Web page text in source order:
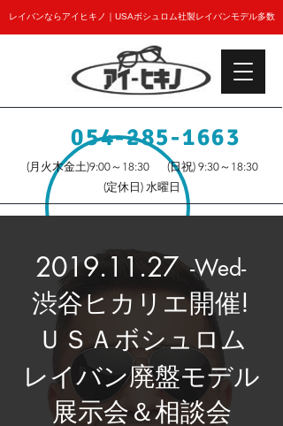
(月火木金土)9:00～18:30 (日祝) 9:30～18:30
054-285-1663
(定休日) 水曜日
レイバンならアイヒキノ｜USAボシュロム社製レイバンモデル多数
-Wed-
2019.11.27
渋谷ヒカリエ開催!
​ＵＳＡボシュロム
レイバン廃盤モデル
展示会＆相談会